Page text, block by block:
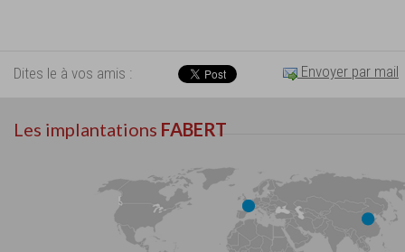
Dites le à vos amis : Envoyer par mail
Les implantations FABERT